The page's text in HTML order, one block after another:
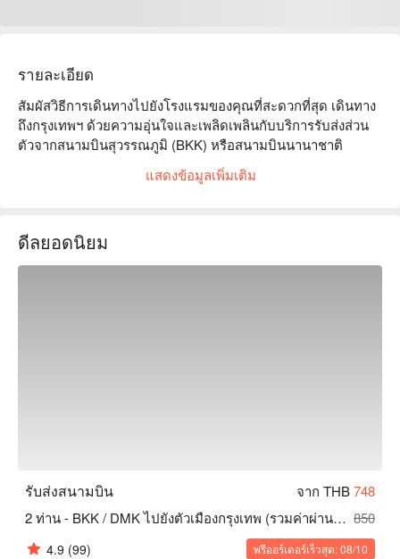
รายละเอียด
สัมผัสวิธีการเดินทางไปยังโรงแรมของคุณที่สะดวกที่สุด เดินทาง
ถึงกรุงเทพฯ ด้วยความอุ่นใจและเพลิดเพลินกับบริการรับส่งส่วน
ตัวจากสนามบินสุวรรณภูมิ (BKK) หรือสนามบินนานาชาติ
ให้คนขับรถที่เชื่อถือได้ไปรับคุณที่ล็อบบี้สนามบิน ค้นหาป้ายที่
การจองบริการรถรับส่งส่วนตัวของคุณนั้นง่ายและรวดเร็ว: ระบุ
รายละเอียดเที่ยวบินและเลือกยานพาหนะที่คุณต้องการล่วงหน้า
แสดงข้อมูลเพิ่มเติม
ดีลยอดนิยม
รับส่งสนามบิน จาก THB748
2 ท่าน - BKK / DMK ไปยังตัวเมืองกรุงเทพ (รวมค่าผ่านทาง) 850
4.9 (99) พรีออร์เดอร์เร็วสุด: 08/10